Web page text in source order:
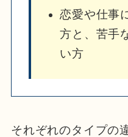
恋愛や仕事
方と、苦手
い方
それぞれのタイプの